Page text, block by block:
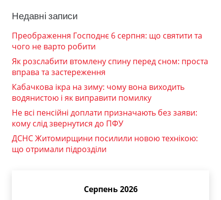
Недавні записи
Преображення Господнє 6 серпня: що святити та
чого не варто робити
Як розслабити втомлену спину перед сном: проста
вправа та застереження
Кабачкова ікра на зиму: чому вона виходить
водянистою і як виправити помилку
Не всі пенсійні доплати призначають без заяви:
кому слід звернутися до ПФУ
ДСНС Житомирщини посилили новою технікою:
що отримали підрозділи
Серпень 2026